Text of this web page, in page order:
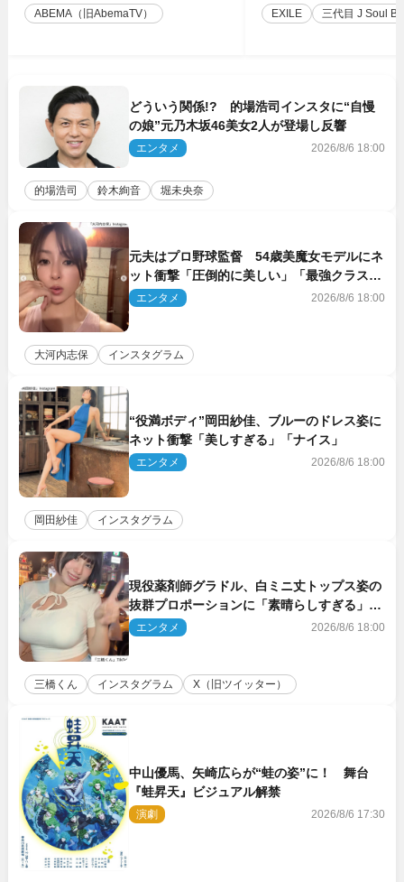
ABEMA（旧AbemaTV） EXILE 三代目 J Soul
どういう関係!? 的場浩司インスタに“自慢
の娘”元乃木坂46美女2人が登場し反響
エンタメ 2026/8/6 18:00
的場浩司 鈴木絢音 堀未央奈
元夫はプロ野球監督 54歳美魔女モデルにネ
ット衝撃「圧倒的に美しい」「最強クラス」
「うっとり」
エンタメ 2026/8/6 18:00
大河内志保 インスタグラム
“役満ボディ”岡田紗佳、ブルーのドレス姿に
ネット衝撃「美しすぎる」「ナイス」
エンタメ 2026/8/6 18:00
岡田紗佳 インスタグラム
現役薬剤師グラドル、白ミニ丈トップス姿の
抜群プロポーションに「素晴らしすぎる」
「すっっっご！」とネット絶賛
エンタメ 2026/8/6 18:00
三橋くん インスタグラム X（旧ツイッター）
中山優馬、矢崎広らが“蛙の姿”に！ 舞台
『蛙昇天』ビジュアル解禁
演劇 2026/8/6 17:30